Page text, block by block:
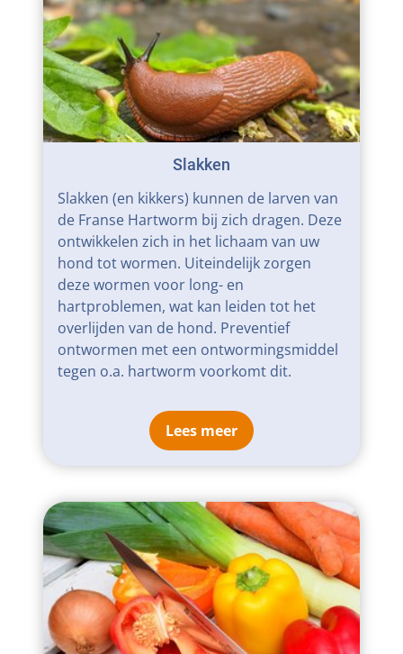
Slakken
Slakken (en kikkers) kunnen de larven van
de Franse Hartworm bij zich dragen. Deze
ontwikkelen zich in het lichaam van uw
hond tot wormen. Uiteindelijk zorgen
deze wormen voor long- en
hartproblemen, wat kan leiden tot het
overlijden van de hond. Preventief
ontwormen met een ontwormingsmiddel
tegen o.a. hartworm voorkomt dit.
Lees meer